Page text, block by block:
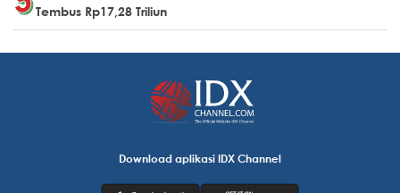
Tembus Rp17,28 Triliun
Download aplikasi IDX Channel